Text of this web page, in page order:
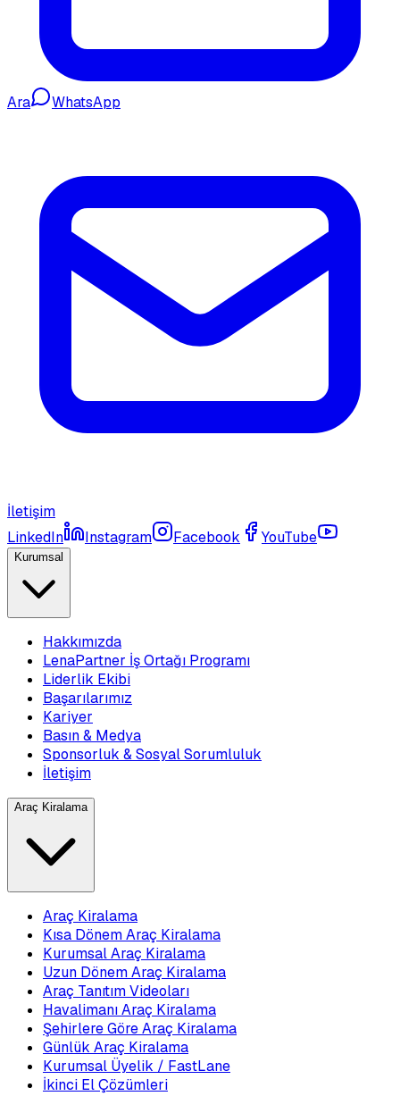
Ara WhatsApp
İletişim
LinkedIn
Instagram Facebook YouTube
Kurumsal
Hakkımızda
LenaPartner İş Ortağı Programı
Liderlik Ekibi
Başarılarımız
Kariyer
Basın & Medya
Sponsorluk & Sosyal Sorumluluk
İletişim
Araç Kiralama
Araç Kiralama
Kısa Dönem Araç Kiralama
Kurumsal Araç Kiralama
Uzun Dönem Araç Kiralama
Araç Tanıtım Videoları
Havalimanı Araç Kiralama
Şehirlere Göre Araç Kiralama
Günlük Araç Kiralama
Kurumsal Üyelik / FastLane
İkinci El Çözümleri